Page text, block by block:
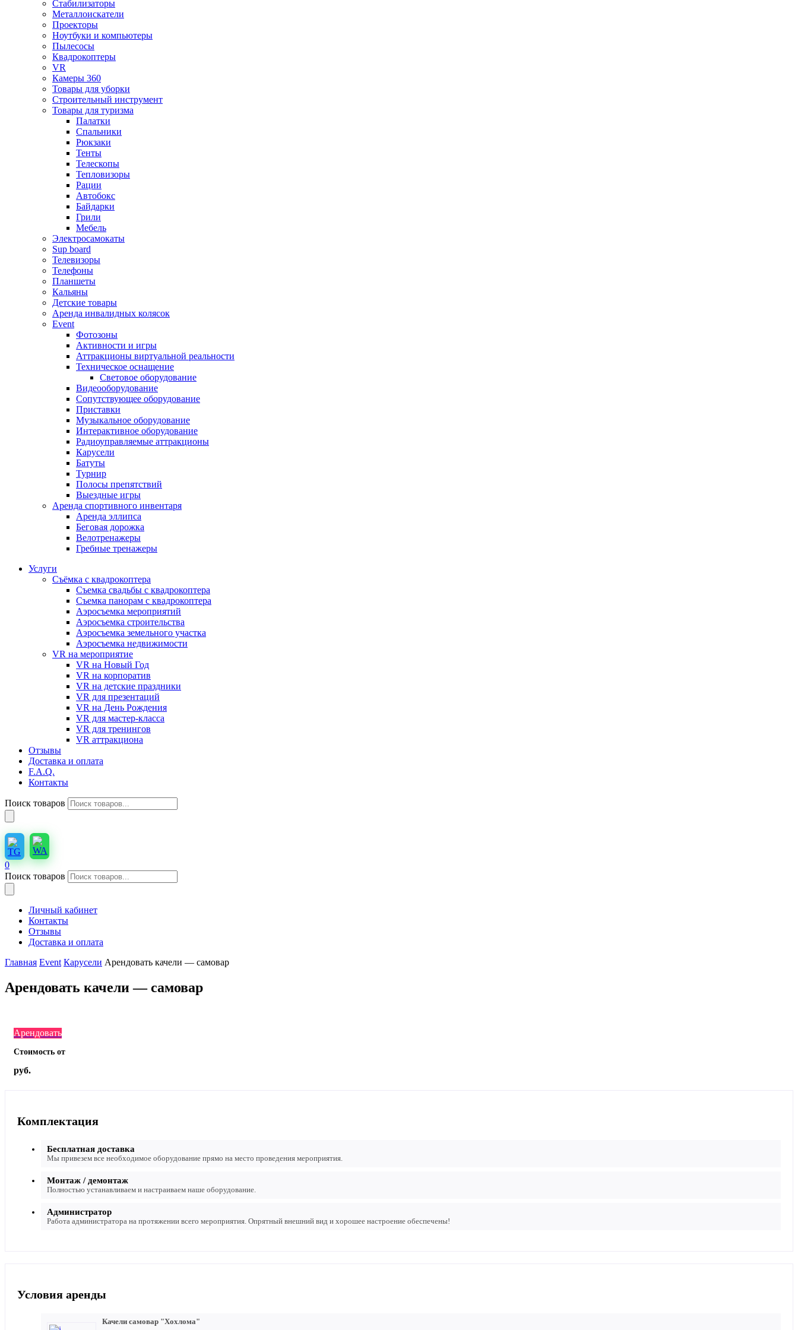
Стабилизаторы
Металлоискатели
Проекторы
Ноутбуки и компьютеры
Пылесосы
Квадрокоптеры
VR
Камеры 360
Товары для уборки
Строительный инструмент
Товары для туризма
Палатки
Спальники
Рюкзаки
Тенты
Телескопы
Тепловизоры
Рации
Автобокс
Байдарки
Грили
Мебель
Электросамокаты
Sup board
Телевизоры
Телефоны
Планшеты
Кальяны
Детские товары
Аренда инвалидных колясок
Event
Фотозоны
Активности и игры
Аттракционы виртуальной реальности
Техническое оснащение
Световое оборудование
Видеооборудование
Сопутствующее оборудование
Приставки
Музыкальное оборудование
Интерактивное оборудование
Радиоуправляемые аттракционы
Карусели
Батуты
Турнир
Полосы препятствий
Выездные игры
Аренда спортивного инвентаря
Аренда эллипса
Бeговая дoрожка
Велотренажеры
Гребные тренажеры
Услуги
Съёмка с квадрокоптера
Съемка свадьбы с квадрокоптера
Съемка панорам с квадрокоптера
Аэросъемка мероприятий
Аэросъемка строительства
Аэросъемка земельного участка
Аэросъемка недвижимости
VR на мероприятие
VR на Новый Год
VR на корпоратив
VR на детские праздники
VR для презентаций
VR на День Рождения
VR для мастер-класса
VR для тренингов
VR аттракциона
Отзывы
Доставка и оплата
F.A.Q.
Контакты
Поиск товаров
0
Поиск товаров
Личный кабинет
Контакты
Отзывы
Доставка и оплата
Главная Event Карусели Арендовать качели — самовар
Арендовать качели — самовар
Арендовать
Стоимость от
руб.
Комплектация
Бесплатная доставка
Мы привезем все необходимое оборудование прямо на место проведения мероприятия.
Монтаж / демонтаж
Полностью устанавливаем и настраиваем наше оборудование.
Администратор
Работа администратора на протяжении всего мероприятия. Опрятный внешний вид и хорошее настроение обеспечены!
Условия аренды
Качели самовар "Хохлома"